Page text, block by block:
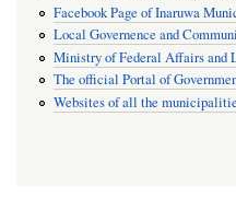
Facebook Page of Inaruwa
Local Governence and
Ministry of Federal Affairs and
The official Portal of
Websites of all the